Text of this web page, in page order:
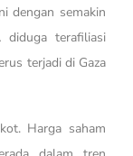
dengan semakin
diduga terafiliasi
terjadi di Gaza
Harga saham